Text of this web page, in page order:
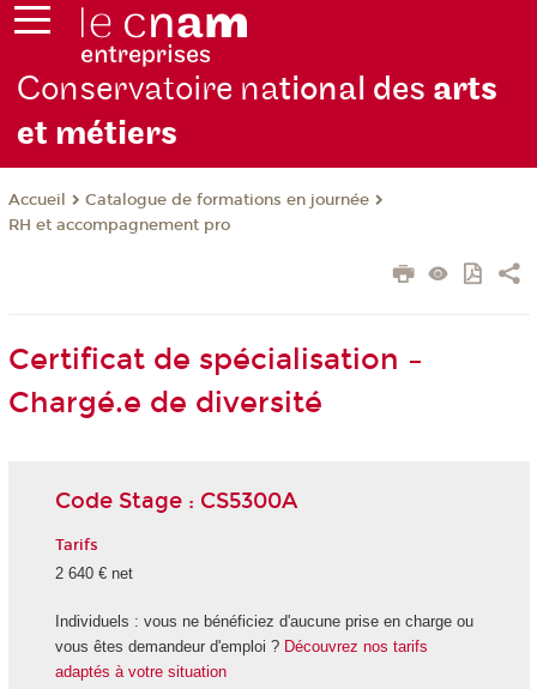
Conservatoire national des arts
et métiers
Accueil
Catalogue de formations en journée
RH et accompagnement pro
Certificat de spécialisation –
Chargé.e de diversité
Code Stage : CS5300A
Tarifs
2 640 € net
Individuels : vous ne bénéficiez d'aucune prise en charge ou
vous êtes demandeur d'emploi ? Découvrez nos tarifs
adaptés à votre situation